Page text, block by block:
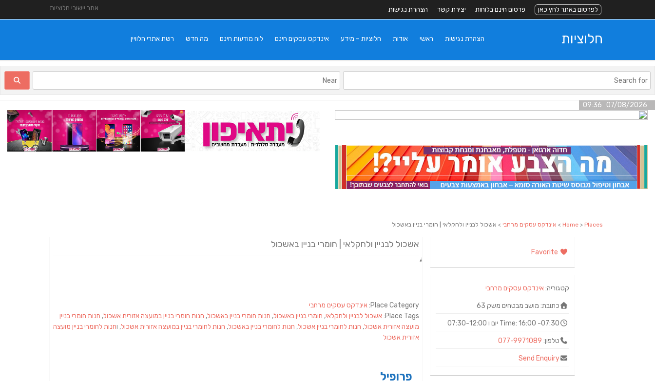
אתר יישובי חלוציות לפרסום באתר לחץ כאן פרסום חינם בלוחות יצירת קשר הצהרת נגישות
חלוציות רשת אתרי הלוויין מה חדש לוח מודעות חינם אינדקס עסקים חינם חלוציות – מידע אודות ראשי הצהרת נגישות
07/08/2026 09:36
Home > Places
> אינדקס עסקים מרחבי > אשכול לבניין ולחקלאי | חומרי בניין באשכול
אשכול לבניין ולחקלאי | חומרי בניין באשכול
Place Category: אינדקס עסקים מרחבי
Place Tags: אשכול לבניין ולחקלאי, חומרי בניין באשכול, חנות חומרי בניין באשכול, חנות חומרי בניין במועצה אזורית אשכול, חנות חומרי בניין
מועצה אזורית אשכול, חנות לחומרי בניין אשכול, חנות לחומרי בניין באשכול, חנות לחומרי בניין במועצה אזורית אשכול, וחנות לחומרי בניין מועצה
אזורית אשכול
פרופיל
קטגוריה:אינדקס עסקים מרחבי
כתובת: מושב מבטחים משק 63
Time: 16:00 -07:30 יום ו 07:30-12:00
טלפון: 077-9971089
Send Enquiry